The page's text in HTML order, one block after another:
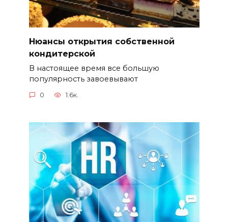
Нюансы открытия собственной
кондитерской
В настоящее время все большую
популярность завоевывают
0 1.6к.